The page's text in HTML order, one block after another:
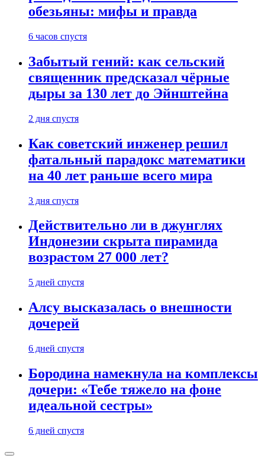
обезьяны: мифы и правда
6 часов спустя
Забытый гений: как сельский
священник предсказал чёрные
дыры за 130 лет до Эйнштейна
2 дня спустя
Как советский инженер решил
фатальный парадокс математики
на 40 лет раньше всего мира
3 дня спустя
Действительно ли в джунглях
Индонезии скрыта пирамида
возрастом 27 000 лет?
5 дней спустя
Алсу высказалась о внешности
дочерей
6 дней спустя
Бородина намекнула на комплексы
дочери: «Тебе тяжело на фоне
идеальной сестры»
6 дней спустя